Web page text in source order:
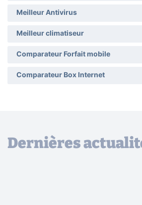
Meilleur Antivirus
Meilleur climatiseur
Comparateur Forfait mobile
Comparateur Box Internet
Dernières